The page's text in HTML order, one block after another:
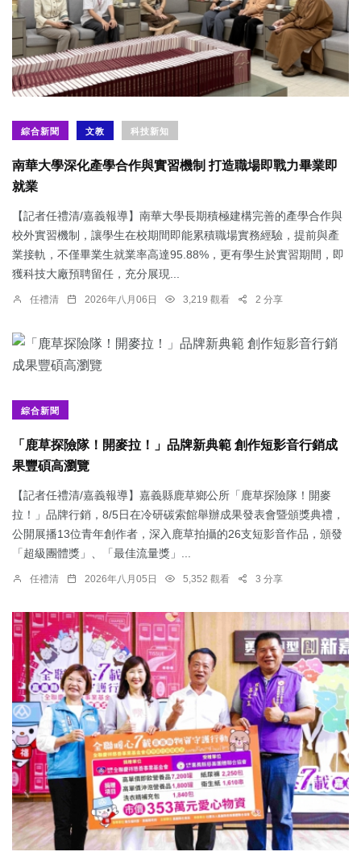
綜合新聞 文教 科技新知
南華大學深化產學合作與實習機制 打造職場即戰力畢業即
就業
【記者任禮清/嘉義報導】南華大學長期積極建構完善的產學合作與
校外實習機制，讓學生在校期間即能累積職場實務經驗，提前與產
業接軌，不僅畢業生就業率高達95.88%，更有學生於實習期間，即
獲科技大廠預聘留任，充分展現...
任禮清 2026年八月06日 3,219 觀看 2 分享
綜合新聞
「鹿草探險隊！開麥拉！」品牌新典範 創作短影音行銷成
果豐碩高瀏覽
【記者任禮清/嘉義報導】嘉義縣鹿草鄉公所「鹿草探險隊！開麥
拉！」品牌行銷，8/5日在冷研碳索館舉辦成果發表會暨頒獎典禮，
公開展播13位青年創作者，深入鹿草拍攝的26支短影音作品，頒發
「超級團體獎」、「最佳流量獎」...
任禮清 2026年八月05日 5,352 觀看 3 分享